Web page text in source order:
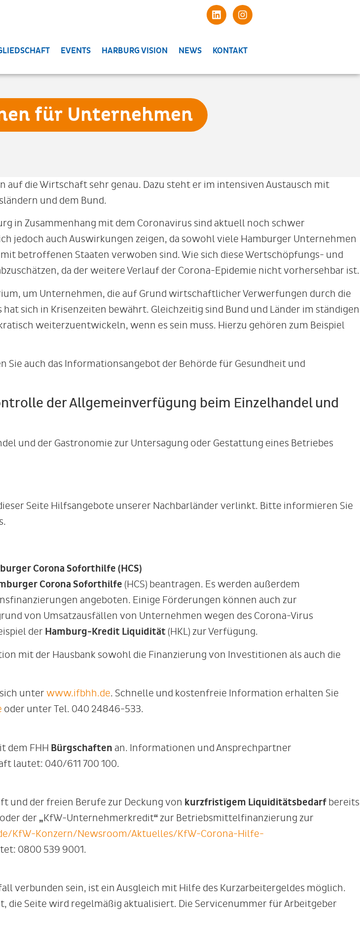
EVENTS HARBURG VISION NEWS KONTAKT
für Unternehmen
die Wirtschaft sehr genau. Dazu steht er im intensiven Austausch mit
und dem Bund.
in Zusammenhang mit dem Coronavirus sind aktuell noch schwer
jedoch auch Auswirkungen zeigen, da sowohl viele Hamburger Unternehmen
betroffenen Staaten verwoben sind. Wie sich diese Wertschöpfungs- und
da der weitere Verlauf der Corona-Epidemie nicht vorhersehbar ist.
um Unternehmen, die auf Grund wirtschaftlicher Verwerfungen durch die
sich in Krisenzeiten bewährt. Gleichzeitig sind Bund und Länder im ständigen
weiterzuentwickeln, wenn es sein muss. Hierzu gehören zum Beispiel
Sie auch das Informationsangebot der Behörde für Gesundheit und
der Allgemeinverfügung beim Einzelhandel und
und der Gastronomie zur Untersagung oder Gestattung eines Betriebes
Seite Hilfsangebote unserer Nachbarländer verlinkt. Bitte informieren Sie
Corona Soforthilfe (HCS)
Corona Soforthilfe (HCS) beantragen. Es werden außerdem
angeboten. Einige Förderungen können auch zur
von Umsatzausfällen von Unternehmen wegen des Corona-Virus
der Hamburg-Kredit Liquidität (HKL) zur Verfügung.
mit der Hausbank sowohl die Finanzierung von Investitionen als auch die
unter www.ifbhh.de. Schnelle und kostenfreie Information erhalten Sie
oder unter Tel. 040 24846-533.
dem FHH Bürgschaften an. Informationen und Ansprechpartner
lautet: 040/611 700 100.
und der freien Berufe zur Deckung von kurzfristigem Liquiditätsbedarf bereits
oder der „KfW-Unternehmerkredit“ zur Betriebsmittelfinanzierung zur
KfW-Konzern/Newsroom/Aktuelles/KfW-Corona-Hilfe-
0800 539 9001.
verbunden sein, ist ein Ausgleich mit Hilfe des Kurzarbeitergeldes möglich.
die Seite wird regelmäßig aktualisiert. Die Servicenummer für Arbeitgeber